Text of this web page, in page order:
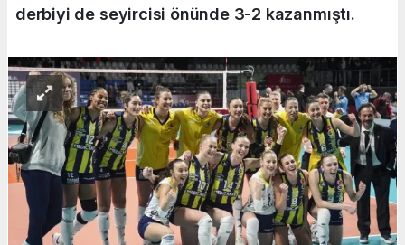
derbiyi de seyircisi önünde 3-2 kazanmıştı.